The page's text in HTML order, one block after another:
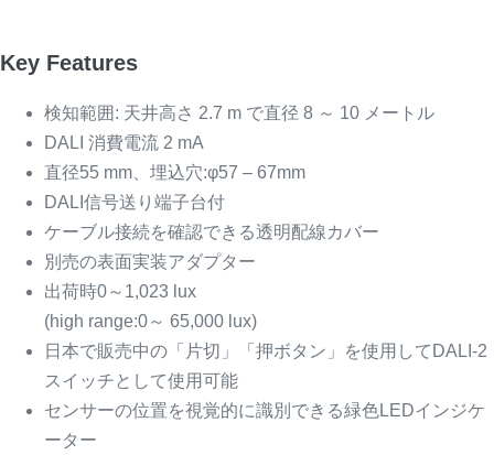
Key Features
検知範囲: 天井高さ 2.7 m で直径 8 ～ 10 メートル
DALI 消費電流 2 mA
直径55 mm、埋込穴:φ57 – 67mm
DALI信号送り端子台付
ケーブル接続を確認できる透明配線カバー
別売の表面実装アダプター
出荷時0～1,023 lux
(high range:0～ 65,000 lux)
日本で販売中の「片切」「押ボタン」を使用してDALI-2
スイッチとして使用可能
センサーの位置を視覚的に識別できる緑色LEDインジケ
ーター